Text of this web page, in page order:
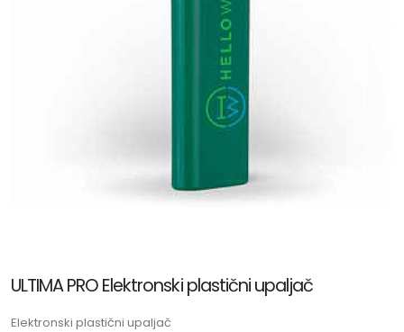
ULTIMA PRO Elektronski plastični upaljač
Elektronski plastični upaljač